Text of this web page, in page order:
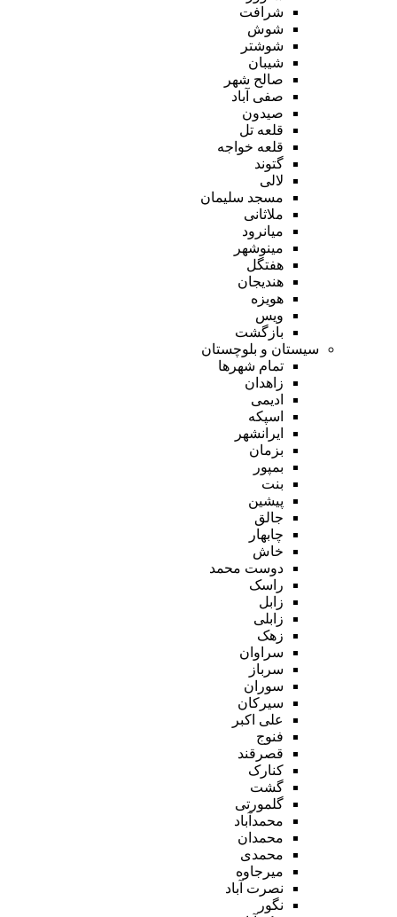
شرافت
شوش
شوشتر
شیبان
صالح شهر
صفی آباد
صیدون
قلعه تل
قلعه خواجه
گتوند
لالی
مسجد سلیمان
ملاثانی
میانرود
مینوشهر
هفتگل
هندیجان
هویزه
ویس
بازگشت
سیستان و بلوچستان
تمام شهر‌ها
زاهدان
ادیمی
اسپکه
ایرانشهر
بزمان
بمپور
بنت
پیشین
جالق
چابهار
خاش
دوست محمد
راسک
زابل
زابلی
زهک
سراوان
سرباز
سوران
سیرکان
علی اکبر
فنوج
قصرقند
کنارک
گشت
گلمورتی
محمدآباد
محمدان
محمدی
میرجاوه
نصرت آباد
نگور